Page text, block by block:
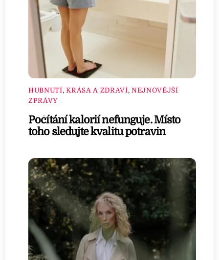
HUBNUTÍ,KRÁSA A ZDRAVÍ, NEJNOVĚJŠÍ
ZPRÁVY
Počítání kalorií nefunguje. Místo
toho sledujte kvalitu potravin